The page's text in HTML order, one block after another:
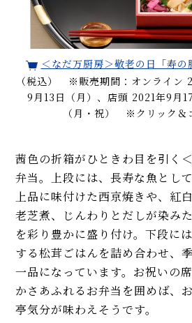
＜なだ万厨房＞敬老の日「寿の
（税込） ※販売期間：オンライン
9月13日（月）、店頭 2021年9月
（月・祝） ※クリック＆
茜色の折箱がひときわ目を引く
弁当。上段には、長寿な魚とし
上品に味付けた西京焼きや、紅
老芝煮、じんわりとだしが染み
を彩り豊かに盛り付け。下段に
する松茸ごはんを詰め合わせ、
一品になっています。お祝いの
かさあふれるお弁当を囲めば、
亭気分が味わえそうです。